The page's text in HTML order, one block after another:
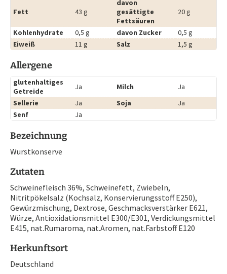
Fett 43 g
davon
gesättigte
Fettsäuren
20 g
Kohlenhydrate 0,5 g davon Zucker
0,5 g
Eiweiß
11 g Salz 1,5 g
Allergene
glutenhaltiges
Getreide
Ja Milch
Ja
Sellerie
Ja Soja
Ja
Senf
Ja
Bezeichnung
Wurstkonserve
Zutaten
Schweinefleisch 36%, Schweinefett, Zwiebeln,
Nitritpökelsalz (Kochsalz, Konservierungsstoff E250),
Gewürzmischung, Dextrose, Geschmacksverstärker E621,
Würze, Antioxidationsmittel E300/E301, Verdickungsmittel
E415, nat.Rumaroma, nat.Aromen, nat.Farbstoff E120
Herkunftsort
Deutschland